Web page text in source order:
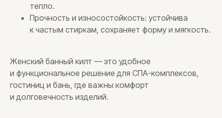
тепло.
Прочность и износостойкость: устойчива
к частым стиркам, сохраняет форму и мягкость.
Женский банный килт — это удобное
и функциональное решение для СПА-комплексов,
гостиниц и бань, где важны комфорт
и долговечность изделий.